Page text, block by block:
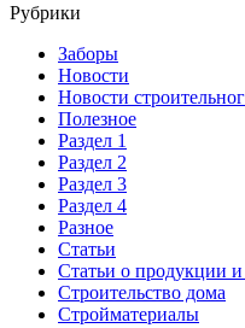
Рубрики
Заборы
Новости
Новости
Полезное
Раздел 1
Раздел 2
Раздел 3
Раздел 4
Разное
Статьи
Статьи o продукции и
Строительство дома
Стройматериалы